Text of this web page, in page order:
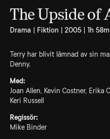
The Upside of
Drama | Fiktion | 2005 | 1h
Terry har blivit lämnad av sin
Denny.
Med:
Joan Allen, Kevin Costner, Erika
Keri Russell
Regissör:
Mike Binder